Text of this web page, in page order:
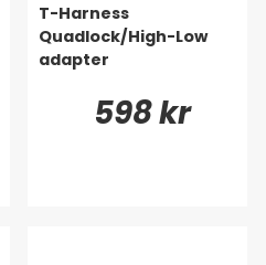
T-Harness
Quadlock/High-Low
adapter
598 kr